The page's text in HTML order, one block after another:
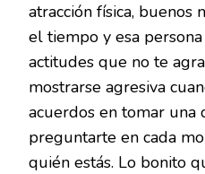
atracción física, buenos
el tiempo y esa
actitudes que no te
mostrarse agresiva
acuerdos en tomar una
preguntarte en cada
quién estás. Lo bonito